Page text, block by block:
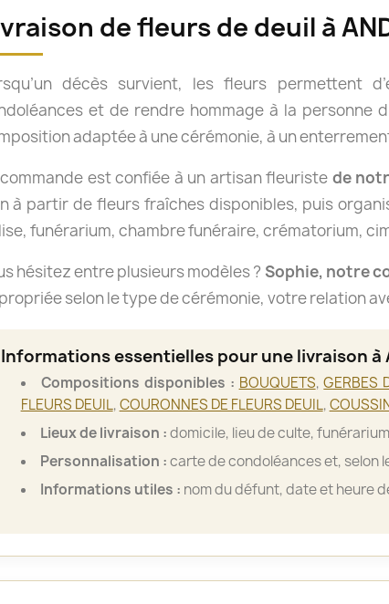
de fleurs de deuil à
décès survient, les fleurs permettent
et de rendre hommage à la personne
adaptée à une cérémonie, à un
est confiée à un artisan fleuriste de
à partir de fleurs fraîches disponibles, puis
funérarium, chambre funéraire, crématorium,
hésitez entre plusieurs modèles ? Sophie, notre
selon le type de cérémonie, votre relation
Informations essentielles pour une livraison à
Compositions disponibles : BOUQUETS,GERBES
FLEURS DEUIL,COURONNES DE FLEURS DEUIL,
Lieux de livraison :domicile, lieu de culte,
Personnalisation :carte de condoléances et, selon
Informations utiles : nom du défunt, date et heure